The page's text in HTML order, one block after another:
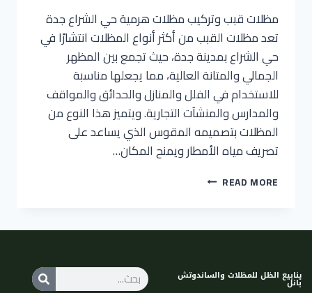
مظلات قبب وتركيب مظلات هرمية حي الشراع جدة
تعد مظلات القبب من أكثر أنواع المظلات انتشارًا في
حي الشراع بمدينة جدة، حيث تجمع بين المظهر
الجمالي والمتانة العالية، مما يجعلها مناسبة
للاستخدام في الفلل والمنازل والحدائق والمواقف
والمدارس والمنشآت التجارية. ويتميز هذا النوع من
المظلات بتصميمه المقوس الذي يساعد على
تصريف مياه الأمطار ويمنح المكان…
READ MORE
ينابيع الظل للمظلات والساندوتش
بانل